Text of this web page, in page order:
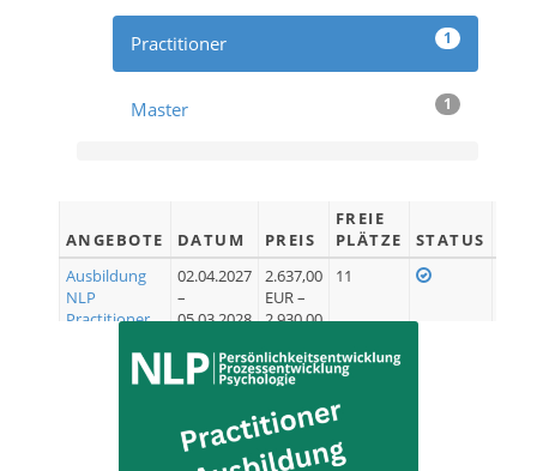
1
Practitioner
1
Master
ANGEBOTE DATUM PREIS
FREIE
PLÄTZE
STATUS
Ausbildung
NLP
Practitioner
02.04.2027
–
05.03.2028
2.637,00
EUR –
2.930,00
11